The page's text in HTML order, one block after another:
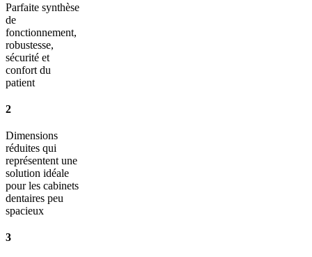
Parfaite synthèse
de
fonctionnement,
robustesse,
sécurité et
confort du
patient
2
Dimensions
réduites qui
représentent une
solution idéale
pour les cabinets
dentaires peu
spacieux
3